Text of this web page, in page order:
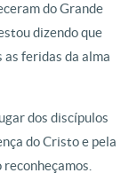
do Grande
dizendo que
as feridas da alma
dos discípulos
do Cristo e pela